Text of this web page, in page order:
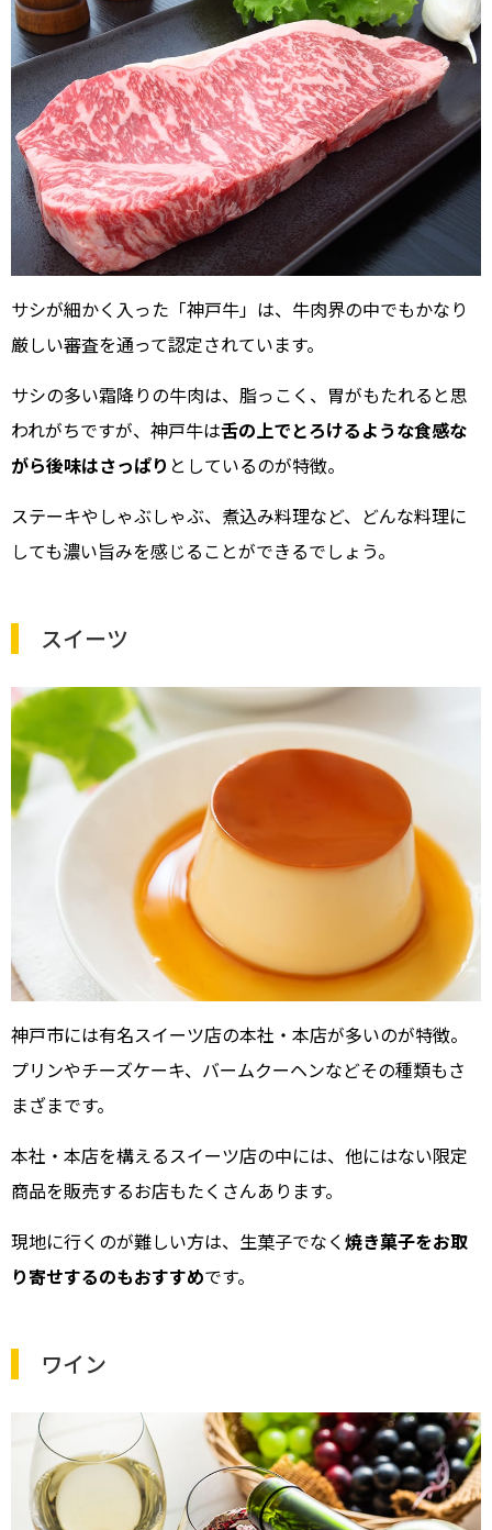
サシが細かく入った「神戸牛」は、牛肉界の中でもかなり
厳しい審査を通って認定されています。
サシの多い霜降りの牛肉は、脂っこく、胃がもたれると思
われがちですが、神戸牛は舌の上でとろけるような食感な
がら後味はさっぱり としているのが特徴。
ステーキやしゃぶしゃぶ、煮込み料理など、どんな料理に
しても濃い旨みを感じることができるでしょう。
スイーツ
神戸市には有名スイーツ店の本社・本店が多いのが特徴。
プリンやチーズケーキ、バームクーヘンなどその種類もさ
まざまです。
本社・本店を構えるスイーツ店の中には、他にはない限定
商品を販売するお店もたくさんあります。
現地に行くのが難しい方は、生菓子でなく焼き菓子をお取
り寄せするのもおすすめです。
ワイン